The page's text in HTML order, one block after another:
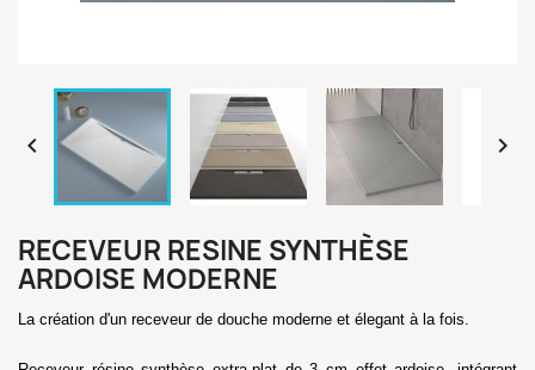
 
RECEVEUR RESINE SYNTHÈSE
ARDOISE MODERNE
La création d'un receveur de douche moderne et élegant à la fois.